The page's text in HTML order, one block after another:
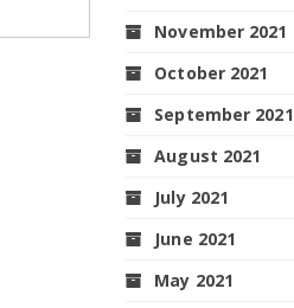
November 2021
October 2021
September 2021
August 2021
July 2021
June 2021
May 2021